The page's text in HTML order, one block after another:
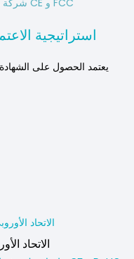
استراتيجية
يعتمد الحصول على
الاتحاد